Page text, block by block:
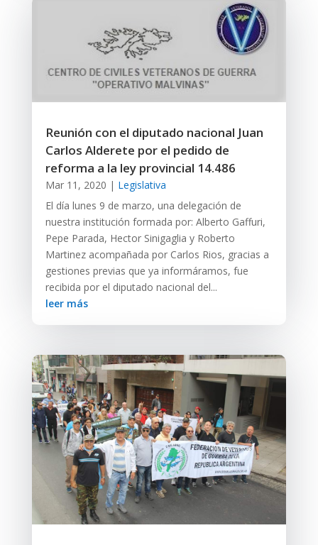
Reunión con el diputado nacional Juan
Carlos Alderete por el pedido de
reforma a la ley provincial 14.486
Mar 11, 2020 | Legislativa
El día lunes 9 de marzo, una delegación de
nuestra institución formada por: Alberto Gaffuri,
Pepe Parada, Hector Sinigaglia y Roberto
Martinez acompañada por Carlos Rios, gracias a
gestiones previas que ya informáramos, fue
recibida por el diputado nacional del...
leer más